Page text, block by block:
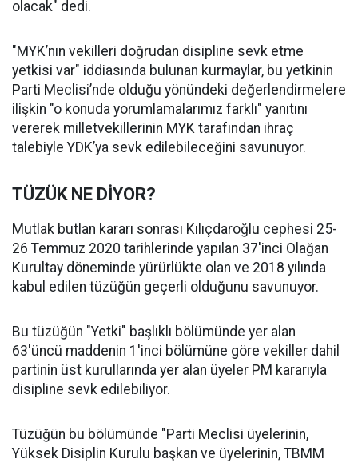
olacak" dedi.
"MYK’nın vekilleri doğrudan disipline sevk etme
yetkisi var" iddiasında bulunan kurmaylar, bu yetkinin
Parti Meclisi’nde olduğu yönündeki değerlendirmelere
ilişkin "o konuda yorumlamalarımız farklı" yanıtını
vererek milletvekillerinin MYK tarafından ihraç
talebiyle YDK’ya sevk edilebileceğini savunuyor.
TÜZÜK NE DİYOR?
Mutlak butlan kararı sonrası Kılıçdaroğlu cephesi 25-
26 Temmuz 2020 tarihlerinde yapılan 37'inci Olağan
Kurultay döneminde yürürlükte olan ve 2018 yılında
kabul edilen tüzüğün geçerli olduğunu savunuyor.
Bu tüzüğün "Yetki" başlıklı bölümünde yer alan
63'üncü maddenin 1'inci bölümüne göre vekiller dahil
partinin üst kurullarında yer alan üyeler PM kararıyla
disipline sevk edilebiliyor.
Tüzüğün bu bölümünde "Parti Meclisi üyelerinin,
Yüksek Disiplin Kurulu başkan ve üyelerinin, TBMM